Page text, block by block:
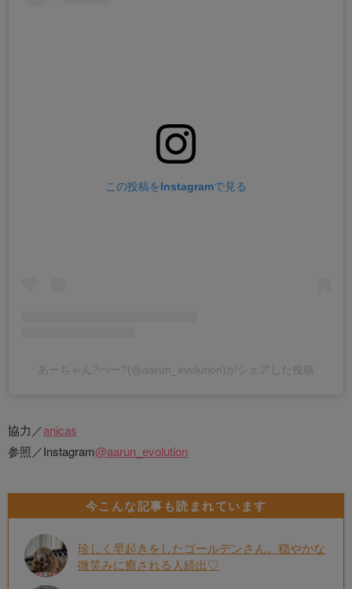
この投稿をInstagramで見る
あーちゃん?ぺー?(@aarun_evolution)がシェアした投稿
協力／anicas
参照／Instagram@aarun_evolution
今こんな記事も読まれています
珍しく早起きをしたゴールデンさん。穏やかな
微笑みに癒される人続出♡